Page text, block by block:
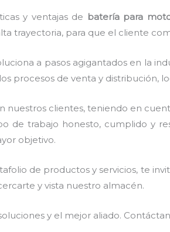
y ventajas de batería para
trayectoria, para que el cliente
a pasos agigantados en la
procesos de venta y distribución,
nuestros clientes, teniendo en
de trabajo honesto, cumplido y
objetivo.
de productos y servicios, te
y vista nuestro almacén.
y el mejor aliado.